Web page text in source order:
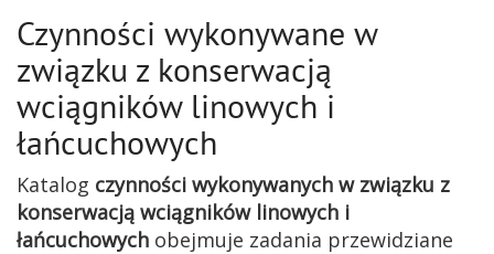
Czynności wykonywane w
związku z konserwacją
wciągników linowych i
łańcuchowych
Katalog czynności wykonywanych w związku z
konserwacją wciągników linowych i
łańcuchowych obejmuje zadania przewidziane